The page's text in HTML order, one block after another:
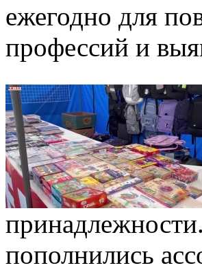
ежегодно для
профессий и
пополнились